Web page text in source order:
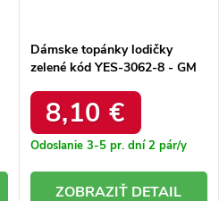
Dámske topánky lodičky
zelené kód YES-3062-8 - GM
8,10 €
Odoslanie 3-5 pr. dní2 pár/y
DETAIL